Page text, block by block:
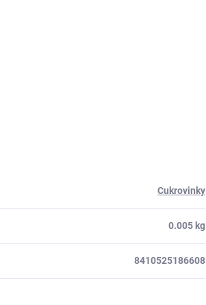
Cukrovinky
0.005 kg
8410525186608